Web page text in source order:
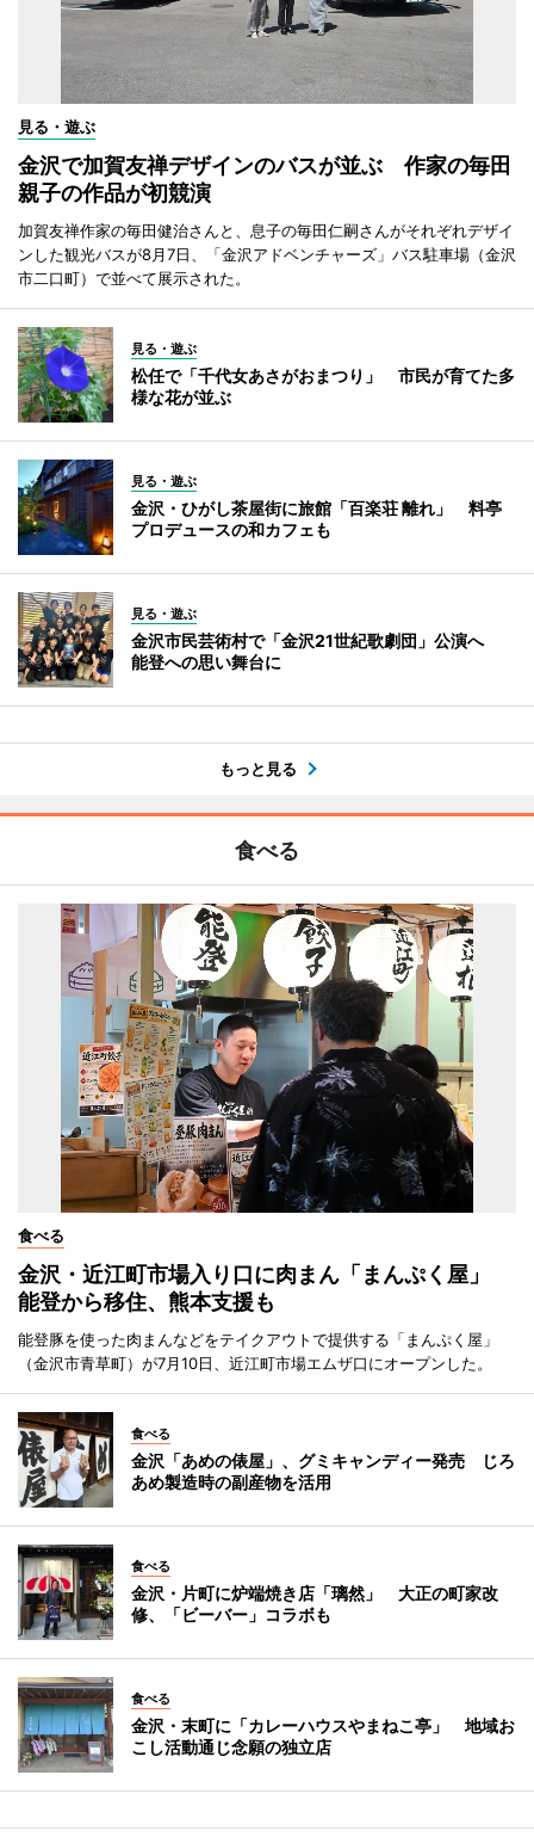
見る・遊ぶ
金沢で加賀友禅デザインのバスが並ぶ 作家の毎田
親子の作品が初競演
加賀友禅作家の毎田健治さんと、息子の毎田仁嗣さんがそれぞれデザイ
ンした観光バスが8月7日、「金沢アドベンチャーズ」バス駐車場（金沢
市二口町）で並べて展示された。
見る・遊ぶ
松任で「千代女あさがおまつり」 市民が育てた多
様な花が並ぶ
見る・遊ぶ
金沢・ひがし茶屋街に旅館「百楽荘 離れ」 料亭
プロデュースの和カフェも
見る・遊ぶ
金沢市民芸術村で「金沢21世紀歌劇団」公演へ
能登への思い舞台に
もっと見る
食べる
食べる
金沢・近江町市場入り口に肉まん「まんぷく屋」
能登から移住、熊本支援も
能登豚を使った肉まんなどをテイクアウトで提供する「まんぷく屋」
（金沢市青草町）が7月10日、近江町市場エムザ口にオープンした。
食べる
金沢「あめの俵屋」、グミキャンディー発売 じろ
あめ製造時の副産物を活用
食べる
金沢・片町に炉端焼き店「璃然」 大正の町家改
修、「ビーバー」コラボも
食べる
金沢・末町に「カレーハウスやまねこ亭」 地域お
こし活動通じ念願の独立店